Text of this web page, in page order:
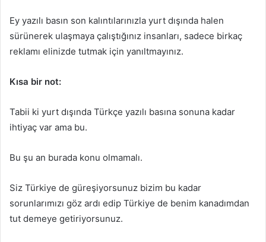
Ey yazılı basın son kalıntılarınızla yurt dışında halen
sürünerek ulaşmaya çalıştığınız insanları, sadece birkaç
reklamı elinizde tutmak için yanıltmayınız.
Kısa bir not:
Tabii ki yurt dışında Türkçe yazılı basına sonuna kadar
ihtiyaç var ama bu.
Bu şu an burada konu olmamalı.
Siz Türkiye de güreşiyorsunuz bizim bu kadar
sorunlarımızı göz ardı edip Türkiye de benim kanadımdan
tut demeye getiriyorsunuz.